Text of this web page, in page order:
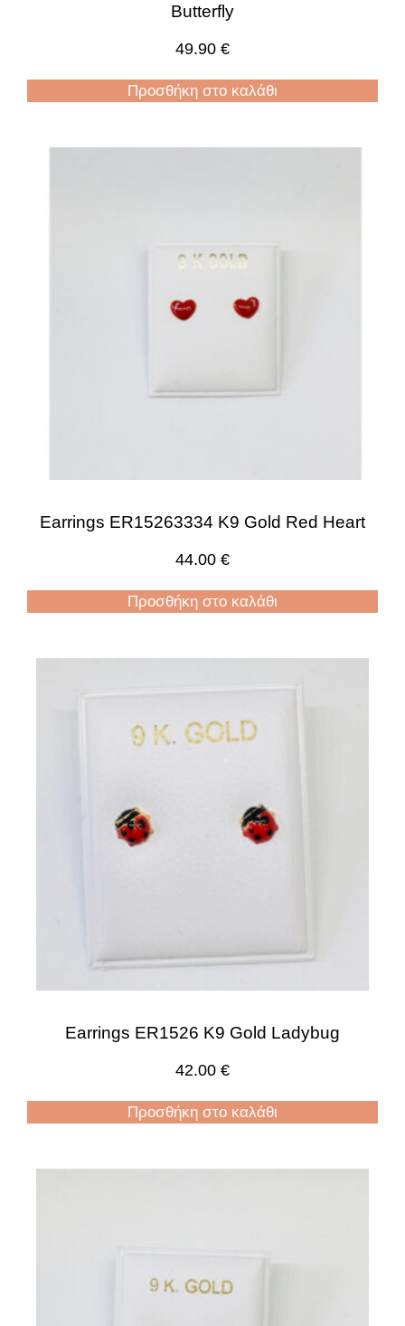
Butterfly
49.90 €
Προσθήκη στο καλάθι
Earrings ER15263334 K9 Gold Red Heart
44.00 €
Προσθήκη στο καλάθι
Earrings ER1526 K9 Gold Ladybug
42.00 €
Προσθήκη στο καλάθι